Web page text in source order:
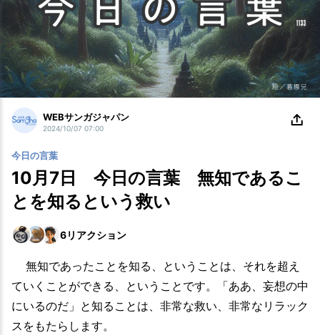
WEBサンガジャパン
2024/10/07 07:00
今日の言葉
10月7日 今日の言葉 無知であるこ
とを知るという救い
6リアクション
無知であったことを知る、ということは、それを超え
ていくことができる、ということです。「ああ、妄想の中
にいるのだ」と知ることは、非常な救い、非常なリラック
スをもたらします。